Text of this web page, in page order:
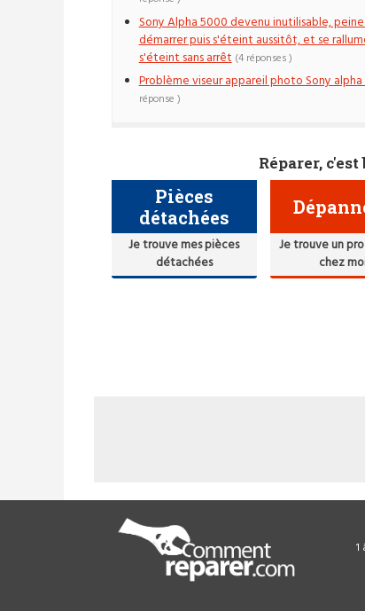
Sony Alpha 5000 devenu inutilisable,
démarrer puis s'éteint aussitôt, et se
s'éteint sans arrêt (4 réponses )
Problème viseur appareil photo Sony alpha
réponse )
Réparer,
Pièces
détachées
Je trouve mes pièces
détachées
Je trouve un
chez